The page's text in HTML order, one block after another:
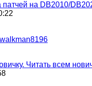
патчей на DB2010/
walkman8196
Читать всем